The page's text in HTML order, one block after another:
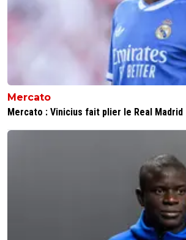
Mercato
Mercato : Vinicius fait plier le Real Madrid